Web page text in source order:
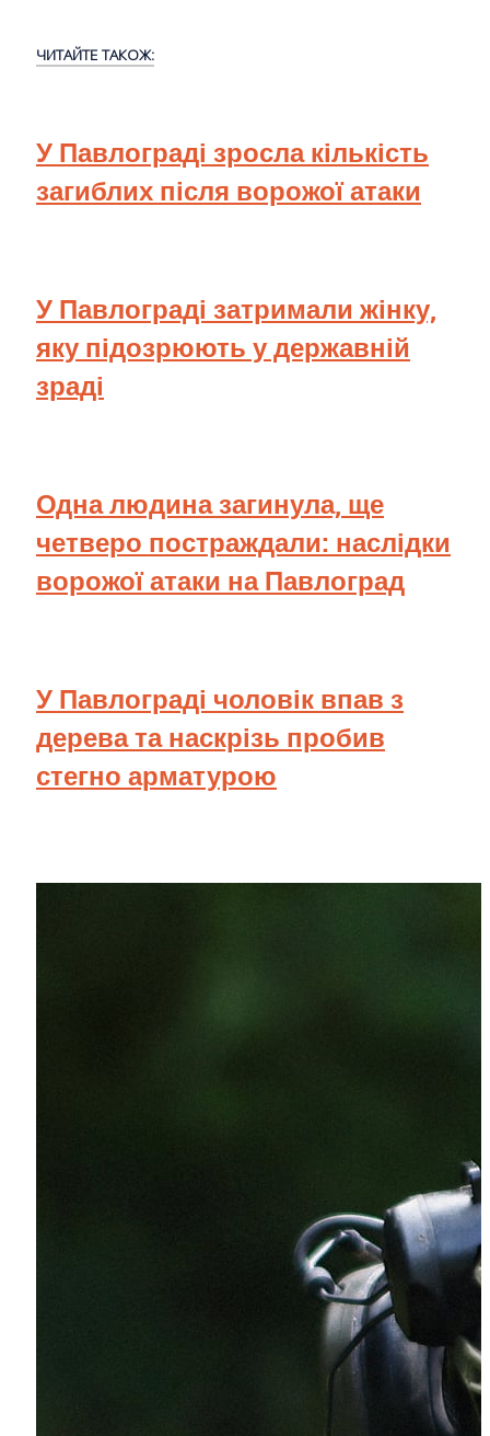
ЧИТАЙТЕ ТАКОЖ:
У Павлограді зросла кількість
загиблих після ворожої атаки
У Павлограді затримали жінку,
яку підозрюють у державній
зраді
Одна людина загинула, ще
четверо постраждали: наслідки
ворожої атаки на Павлоград
У Павлограді чоловік впав з
дерева та наскрізь пробив
стегно арматурою